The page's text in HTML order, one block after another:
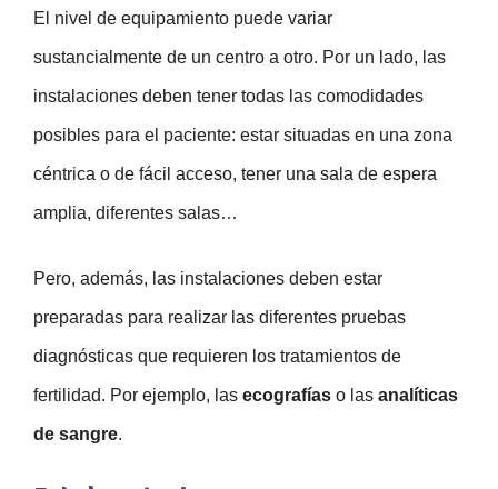
El nivel de equipamiento puede variar
sustancialmente de un centro a otro. Por un lado, las
instalaciones deben tener todas las comodidades
posibles para el paciente: estar situadas en una zona
céntrica o de fácil acceso, tener una sala de espera
amplia, diferentes salas…
Pero, además, las instalaciones deben estar
preparadas para realizar las diferentes pruebas
diagnósticas que requieren los tratamientos de
fertilidad. Por ejemplo, las ecografías o las analíticas
de sangre.